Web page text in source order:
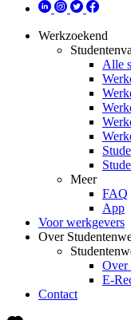
Werkzoekend
Alle
Meer
FAQ
App
Voor werkgevers
Over
Over
E-
Contact